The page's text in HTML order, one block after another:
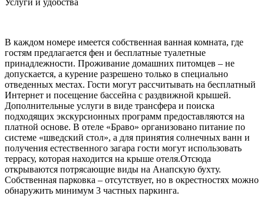
В каждом номере имеется собственная ванная комната, где
гостям предлагается фен и бесплатные туалетные
принадлежности. Проживание домашних питомцев – не
допускается, а курение разрешено только в специально
отведенных местах. Гости могут рассчитывать на бесплатный
Интернет и посещение бассейна с раздвижной крышей.
Дополнительные услуги в виде трансфера и поиска
подходящих экскурсионных программ предоставляются на
платной основе. В отеле «Браво» организовано питание по
системе «шведский стол», а для принятия солнечных ванн и
получения естественного загара гости могут использовать
террасу, которая находится на крыше отеля.Отсюда
открываются потрясающие виды на Анапскую бухту.
Собственная парковка – отсутствует, но в окрестностях можно
обнаружить минимум 3 частных паркинга.